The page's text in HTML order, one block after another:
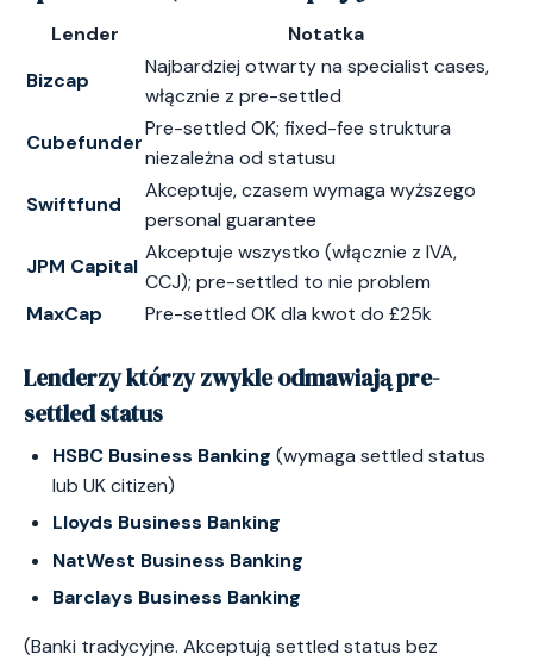
Lender
Notatka
Bizcap
Najbardziej otwarty na specialist cases,
włącznie z pre-settled
Cubefunder
Pre-settled OK; fixed-fee struktura
niezależna od statusu
Swiftfund
Akceptuje, czasem wymaga wyższego
personal guarantee
JPM Capital
Akceptuje wszystko (włącznie z IVA,
CCJ); pre-settled to nie problem
MaxCap
Pre-settled OK dla kwot do £25k
Lenderzy którzy zwykle odmawiają pre-
settled status
HSBC Business Banking (wymaga settled status
lub UK citizen)
Lloyds Business Banking
NatWest Business Banking
Barclays Business Banking
(Banki tradycyjne. Akceptują settled status bez